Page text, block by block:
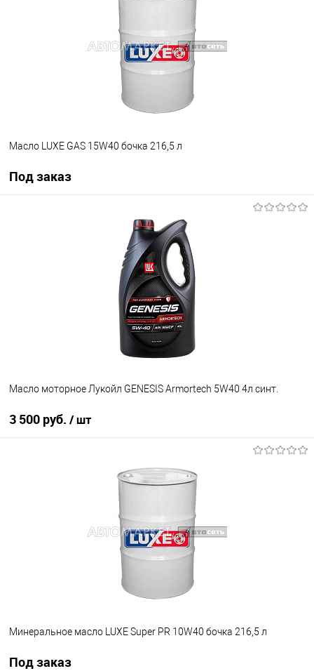
В наличии
Масло LUXE GAS 15W40 бочка 216,5 л
Под заказ
Под заказ
Под заказ
Масло моторное Лукойл GENESIS Armortech 5W40 4л синт.
3 500 руб. / шт
В наличии
Минеральное масло LUXE Super PR 10W40 бочка 216,5 л
Под заказ